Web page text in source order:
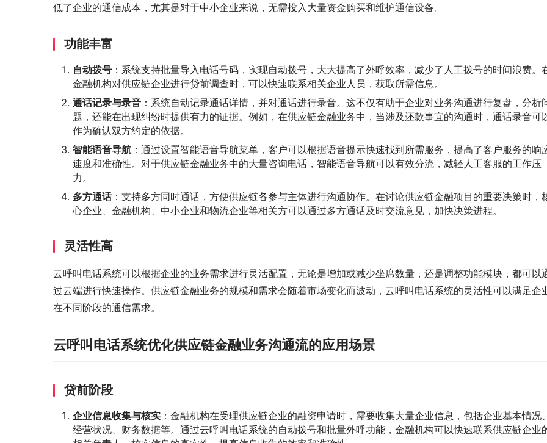
低了企业的通信成本，尤其是对于中小企业来说，无需投入大量资金购买和维护通信设备。
功能丰富
自动拨号 ：系统支持批量导入电话号码，实现自动拨号，大大提高了外呼效率，减少了人工拨号的时间浪费。
金融机构对供应链企业进行贷前调查时，可以快速联系相关企业人员，获取所需信息。
通话记录与录音 ：系统自动记录通话详情，并对通话进行录音。这不仅有助于企业对业务沟通进行复盘，分析
题，还能在出现纠纷时提供有力的证据。例如，在供应链金融业务中，当涉及还款事宜的沟通时，通话录音可
作为确认双方约定的依据。
智能语音导航 ：通过设置智能语音导航菜单，客户可以根据语音提示快速找到所需服务，提高了客户服务的响
速度和准确性。对于供应链金融业务中的大量咨询电话，智能语音导航可以有效分流，减轻人工客服的工作压
力。
多方通话：支持多方同时通话，方便供应链各参与主体进行沟通协作。在讨论供应链金融项目的重要决策时，
心企业、金融机构、中小企业和物流企业等相关方可以通过多方通话及时交流意见，加快决策进程。
灵活性高
云呼叫电话系统可以根据企业的业务需求进行灵活配置，无论是增加或减少坐席数量，还是调整功能模块，都可以
过云端进行快速操作。供应链金融业务的规模和需求会随着市场变化而波动，云呼叫电话系统的灵活性可以满足企
在不同阶段的通信需求。
云呼叫电话系统优化供应链金融业务沟通流的应用场景
贷前阶段
企业信息收集与核实 ：金融机构在受理供应链企业的融资申请时，需要收集大量企业信息，包括企业基本情况、
经营状况、财务数据等。通过云呼叫电话系统的自动拨号和批量外呼功能，金融机构可以快速联系供应链企业